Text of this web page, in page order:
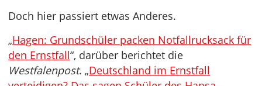
Doch hier passiert etwas Anderes.
„Hagen: Grundschüler packen Notfallrucksack für
den Ernstfall“, darüber berichtet die
Westfalenpost. „Deutschland im Ernstfall